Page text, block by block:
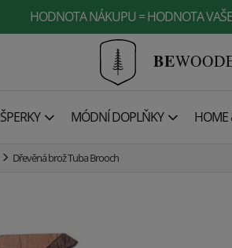
HODNOTA NÁKUPU = HODNOTA
BE
ŠPERKY MÓDNÍ DOPLŇKY HOME
Dřevěná brož Tuba Brooch